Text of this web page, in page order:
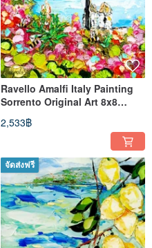
Ravello Amalfi Italy Painting
Sorrento Original Art 8x8
Coast Impasto Art
2,533฿
จัดส่งฟรี